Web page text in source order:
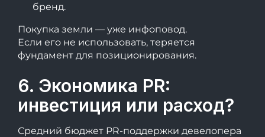
бренд.
Покупка земли — уже инфоповод.
Если его не использовать, теряется
фундамент для позиционирования.
6. Экономика PR:
инвестиция или расход?
Средний бюджет PR-поддержки девелопера